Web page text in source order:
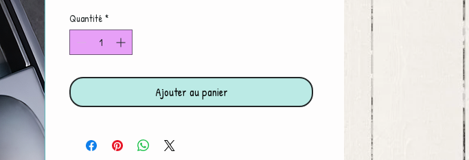
Quantité *
Ajouter au panier